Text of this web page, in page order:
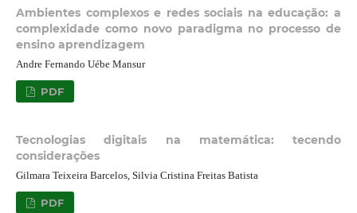
Ambientes complexos e redes sociais na educação: a
complexidade como novo paradigma no processo de
ensino aprendizagem
Andre Fernando Uébe Mansur
PDF
Tecnologias digitais na matemática: tecendo
considerações
Gilmara Teixeira Barcelos, Silvia Cristina Freitas Batista
PDF